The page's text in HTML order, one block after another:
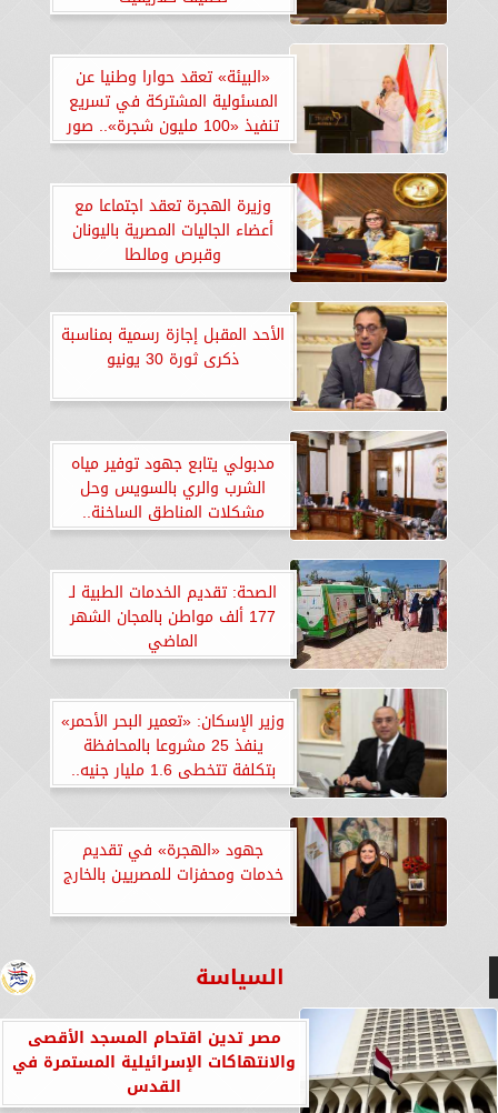
«البيئة» تعقد حوارا وطنيا عن
المسئولية المشتركة في تسريع
تنفيذ «100 مليون شجرة».. صور
وزيرة الهجرة تعقد اجتماعا مع
أعضاء الجاليات المصرية باليونان
وقبرص ومالطا
الأحد المقبل إجازة رسمية بمناسبة
ذكرى ثورة 30 يونيو
مدبولي يتابع جهود توفير مياه
الشرب والري بالسويس وحل
مشكلات المناطق الساخنة..
«صور»
الصحة: تقديم الخدمات الطبية لـ
177 ألف مواطن بالمجان الشهر
الماضي
وزير الإسكان: «تعمير البحر الأحمر»
ينفذ 25 مشروعا بالمحافظة
بتكلفة تتخطى 1.6 مليار جنيه..
«صور»
جهود «الهجرة» في تقديم
خدمات ومحفزات للمصريين بالخارج
السياسة
مصر تدين اقتحام المسجد الأقصى
والانتهاكات الإسرائيلية المستمرة في
القدس